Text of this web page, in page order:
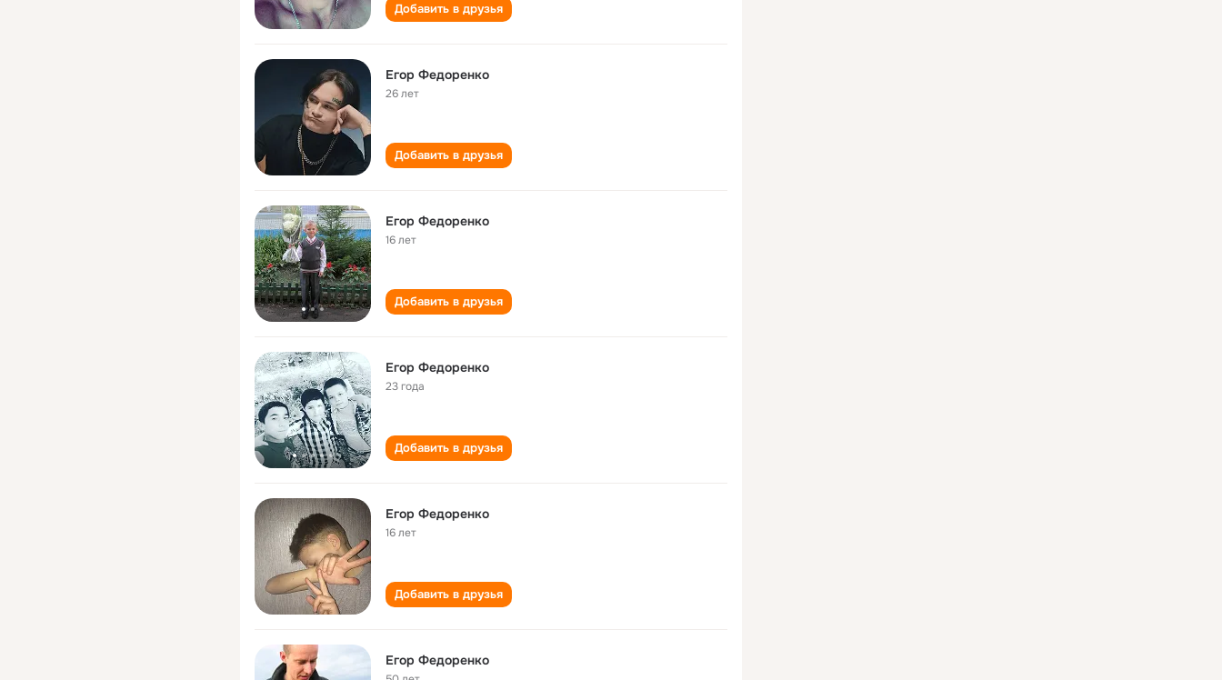
Добавить в друзья
Егор Федоренко
26 лет
Добавить в друзья
Егор Федоренко
16 лет
Добавить в друзья
Егор Федоренко
23 года
Добавить в друзья
Егор Федоренко
16 лет
Добавить в друзья
Егор Федоренко